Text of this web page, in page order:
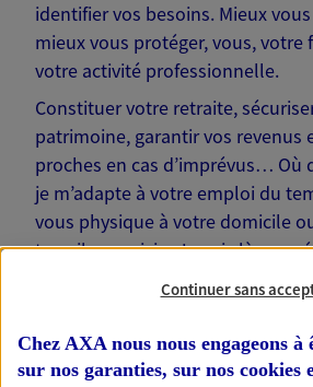
identifier vos besoins. Mieux
mieux vous protéger, vous, votre
votre activité professionnelle.
Constituer votre retraite,
patrimoine, garantir vos revenus
proches en cas d’imprévus… Où
je m’adapte à votre emploi du
vous physique à votre domicile
travail, une visio. Je suis là pour
Continuer sans
Chez AXA nous nous engageons
sur nos garanties, sur nos cookies